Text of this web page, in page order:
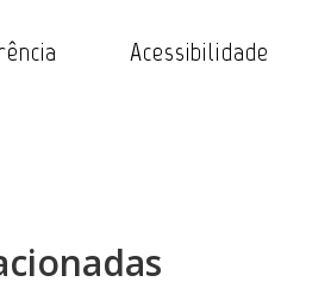
Acessibilidade